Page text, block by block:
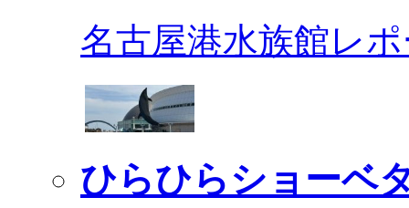
名古屋港水族館レ
ひらひらショーベ